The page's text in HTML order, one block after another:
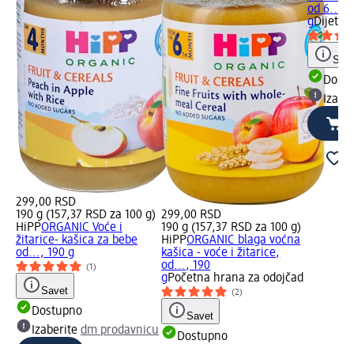
299,00 RSD
190 g (157,37 RSD za 100 g)
HiPPORGANIC Voće i
žitarice- kašica za bebe
od..., 190 g
(1)
Savet
Dostupno
Izaberite dm prodavnicu
299,00 RSD
190 g (157,37 RSD za 100 g)
HiPPORGANIC blaga voćna
kašica - voće i žitarice,
od..., 190
gPočetna hrana za odojčad
(2)
Savet
Dostupno
od 6....,
g